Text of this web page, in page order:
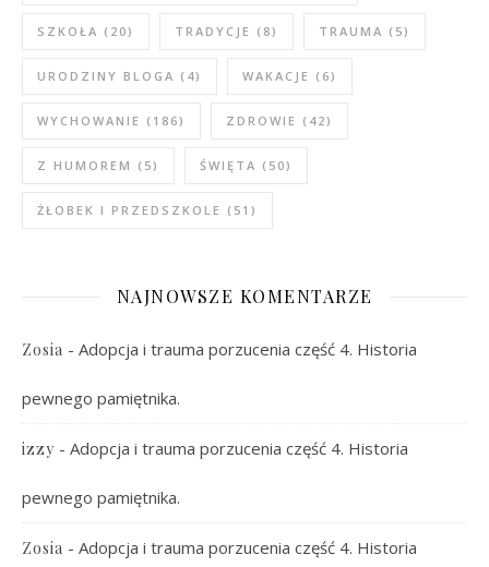
SZKOŁA (20) TRADYCJE (8) TRAUMA (5)
URODZINY BLOGA (4) WAKACJE (6)
WYCHOWANIE (186) ZDROWIE (42)
Z HUMOREM (5) ŚWIĘTA (50)
ŻŁOBEK I PRZEDSZKOLE (51)
NAJNOWSZE KOMENTARZE
Zosia - Adopcja i trauma porzucenia część 4. Historia
pewnego pamiętnika.
izzy - Adopcja i trauma porzucenia część 4. Historia
pewnego pamiętnika.
Zosia - Adopcja i trauma porzucenia część 4. Historia